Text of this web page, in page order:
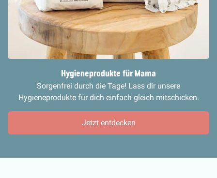
Hygieneprodukte für Mama
Sorgenfrei durch die Tage! Lass dir unsere
Hygieneprodukte für dich einfach gleich mitschicken.
Jetzt entdecken